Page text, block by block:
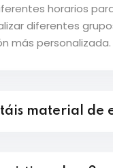
horarios
diferentes
más personalizada.
material de